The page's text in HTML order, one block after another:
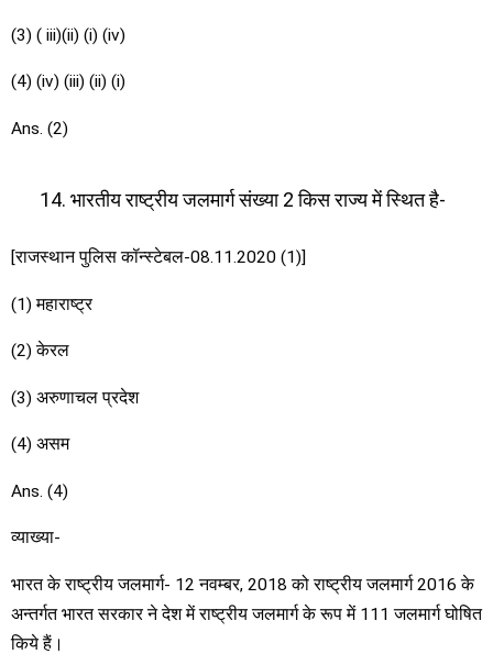
(3) ( iii)(ii) (i) (iv)
(4) (iv) (iii) (ii) (i)
Ans. (2)
भारतीय राष्ट्रीय जलमार्ग संख्या 2 किस राज्य में स्थित है-
[राजस्थान पुलिस कॉन्स्टेबल-08.11.2020 (1)]
(1) महाराष्ट्र
(2) केरल
(3) अरुणाचल प्रदेश
(4) असम
Ans. (4)
व्याख्या-
भारत के राष्ट्रीय जलमार्ग- 12 नवम्बर, 2018 को राष्ट्रीय जलमार्ग 2016 के
अन्तर्गत भारत सरकार ने देश में राष्ट्रीय जलमार्ग के रूप में 111 जलमार्ग घोषित
किये हैं।